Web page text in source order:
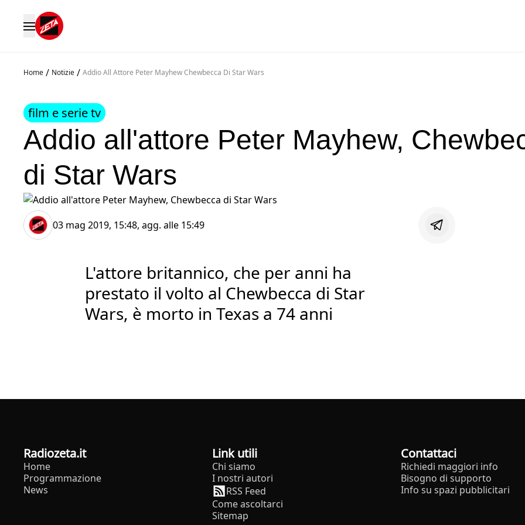
Home / Notizie / Addio All Attore Peter Mayhew Chewbecca Di Star Wars
film e serie tv
Addio all'attore Peter Mayhew,
di Star Wars
03 mag 2019, 15:48, agg. alle 15:49
L'attore britannico, che per anni ha
prestato il volto al Chewbecca di Star
Wars, è morto in Texas a 74 anni
radiozeta.it
Home
Programmazione
News
Link utili
Chi siamo
I nostri autori
RSS Feed
Come ascoltarci
Sitemap
Contattaci
Richiedi maggiori info
Bisogno di supporto
Info su spazi pubblicitari